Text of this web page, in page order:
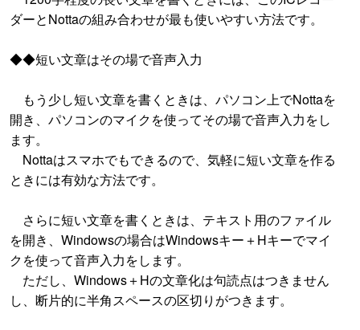
ダーとNottaの組み合わせが最も使いやすい方法です。
◆◆短い文章はその場で音声入力
もう少し短い文章を書くときは、パソコン上でNottaを
開き、パソコンのマイクを使ってその場で音声入力をし
ます。
Nottaはスマホでもできるので、気軽に短い文章を作る
ときには有効な方法です。
さらに短い文章を書くときは、テキスト用のファイル
を開き、Windowsの場合はWindowsキー＋Hキーでマイ
クを使って音声入力をします。
ただし、Windows＋Hの文章化は句読点はつきません
し、断片的に半角スペースの区切りがつきます。